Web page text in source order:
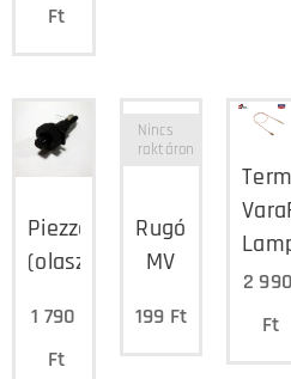
Ft
Piezzó
(olasz)
1 790
Ft
Rugó
MV
Nincs
raktáron
199 Ft
2 990
Ft